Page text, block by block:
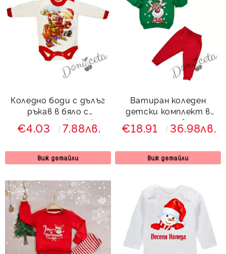
Коледно боди с дълъг
ръкав в бяло с
интересна каринка
€4.03 7.88лв.
Виж детайли
Ватиран коледен
детски комплект в
зелено и червено с
елен 7866541 Звън
€18.91 36.98лв.
Виж детайли